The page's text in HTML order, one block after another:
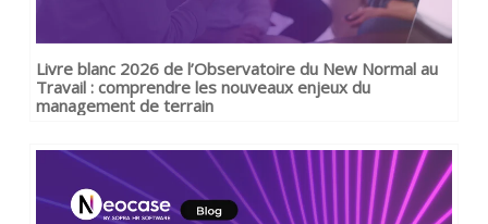
Livre blanc 2026 de l’Observatoire du New Normal au
Travail : comprendre les nouveaux enjeux du
management de terrain